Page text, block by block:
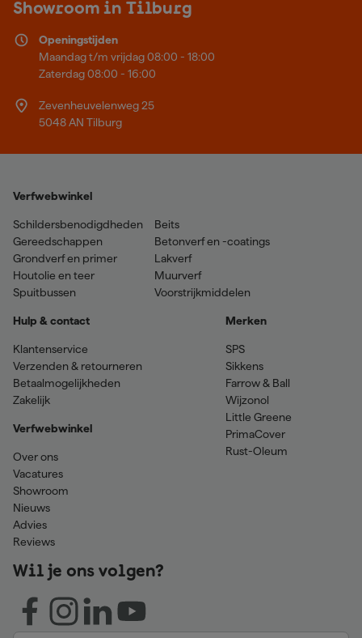
Showroom in Tilburg
Openingstijden
Maandag t/m vrijdag 08:00 - 18:00
Zaterdag 08:00 - 16:00
Zevenheuvelenweg 25
5048 AN Tilburg
Verfwebwinkel
Schildersbenodigdheden
Gereedschappen
Grondverf en primer
Houtolie en teer
Spuitbussen
Beits
Betonverf en -coatings
Lakverf
Muurverf
Voorstrijkmiddelen
Hulp & contact
Klantenservice
Verzenden & retourneren
Betaalmogelijkheden
Zakelijk
Verfwebwinkel
Over ons
Vacatures
Showroom
Nieuws
Advies
Reviews
Merken
SPS
Sikkens
Farrow & Ball
Wijzonol
Little Greene
PrimaCover
Rust-Oleum
Wil je ons volgen?